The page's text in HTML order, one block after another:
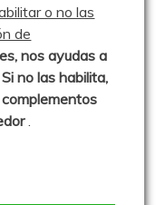
las antenas muy
o no las
de
nos ayudas a
no las habilita,
.